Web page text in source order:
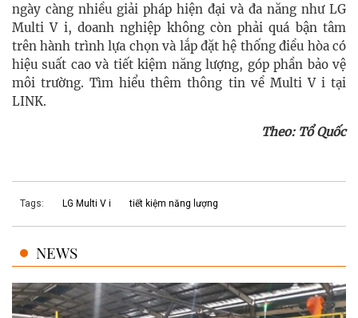
ngày càng nhiều giải pháp hiện đại và đa năng như LG
Multi V i, doanh nghiệp không còn phải quá bận tâm
trên hành trình lựa chọn và lắp đặt hệ thống điều hòa có
hiệu suất cao và tiết kiệm năng lượng, góp phần bảo vệ
môi trường. Tìm hiểu thêm thông tin về Multi V i tại
LINK.
Theo: Tổ Quốc
Tags: LG Multi V i tiết kiệm năng lượng
NEWS